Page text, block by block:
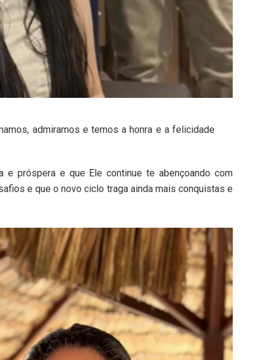
admiramos e temos a honra e a felicidade
e próspera e que Ele continue te abençoando com
e que o novo ciclo traga ainda mais conquistas e